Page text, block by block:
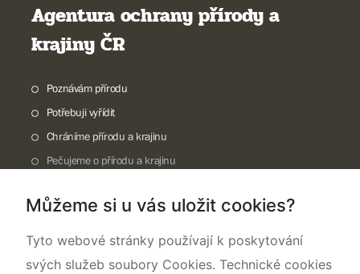
Agentura ochrany přírody a
krajiny ČR
Poznávám přírodu
Potřebuji vyřídit
Chráníme přírodu a krajinu
Pečujeme o přírodu a krajinu
O nás
Můžeme si u vás uložit cookies?
Tyto webové stránky používají k poskytování
svých služeb soubory Cookies. Technické cookies